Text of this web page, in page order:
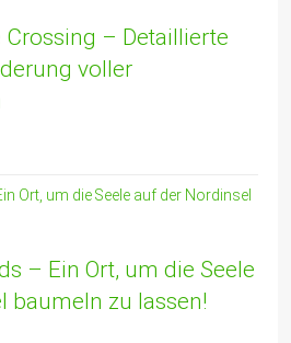
– Detaillierte
voller
– Ein Ort, um die Seele
baumeln zu lassen!